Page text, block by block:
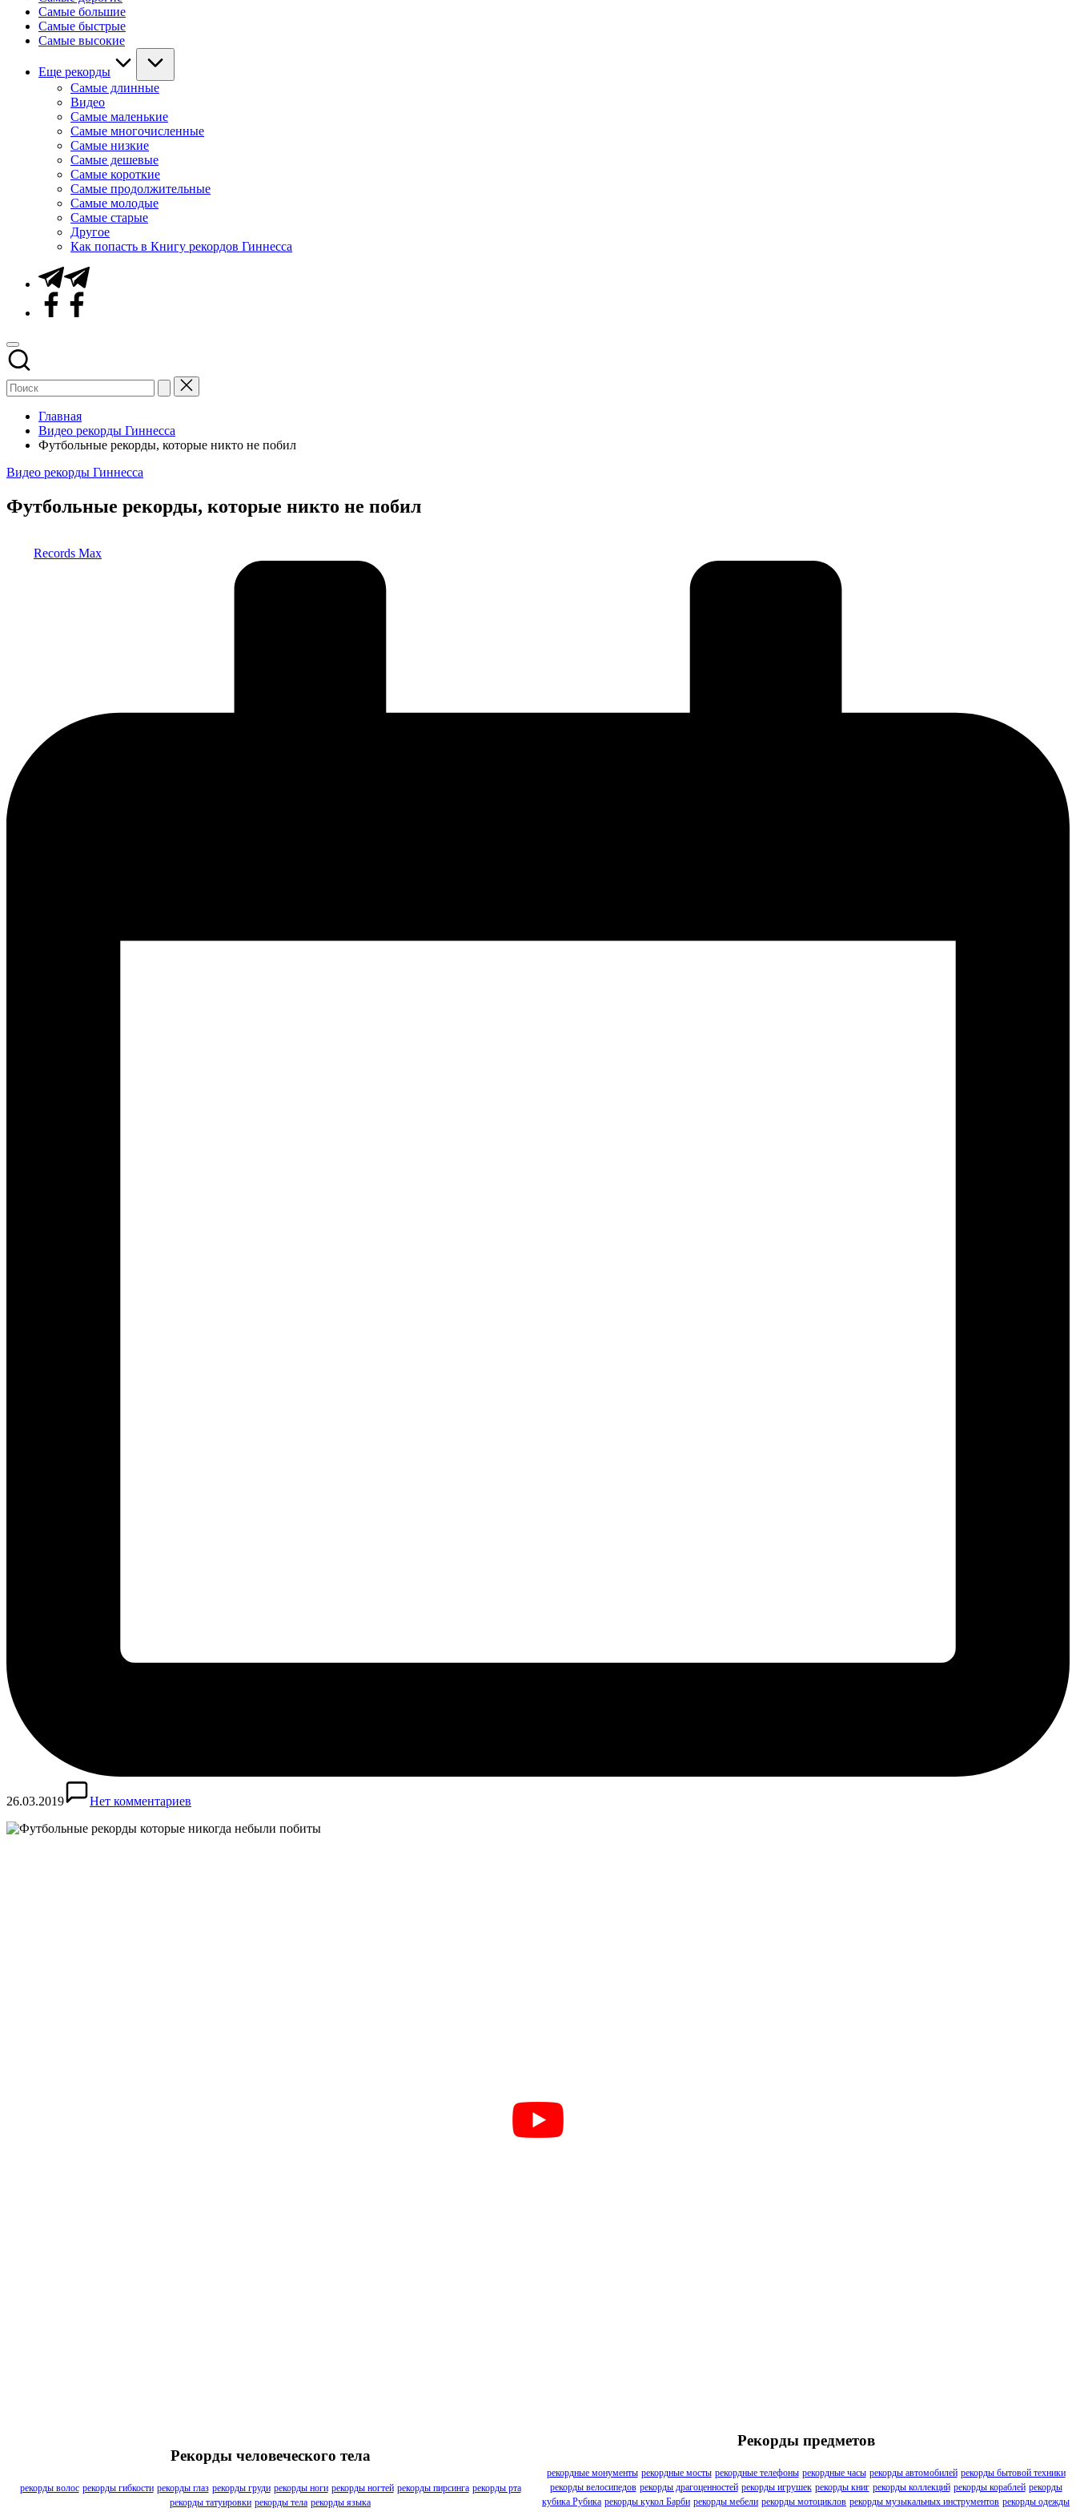
Самые большие
Самые быстрые
Самые высокие
Еще рекорды
Самые длинные
Видео
Самые маленькие
Самые многочисленные
Самые низкие
Самые дешевые
Самые короткие
Самые продолжительные
Самые молодые
Самые старые
Другое
Как попасть в Книгу рекордов Гиннесса
Telegram
Facebook
Главная
Видео рекорды Гиннесса
Футбольные рекорды, которые никто не побил
Опубликовано
Видео рекорды Гиннесса
Футбольные рекорды, которые никто не побил
Records Max
26.03.2019 Нет комментариев
Рекорды человеческого тела
рекорды волос рекорды гибкости рекорды глаз рекорды груди рекорды ноги рекорды ногтей рекорды пирсинга рекорды рта
рекорды татуировки рекорды тела рекорды языка
Рекорды предметов
рекордные монументы рекордные мосты рекордные телефоны рекордные часы рекорды автомобилей рекорды бытовой техники
рекорды велосипедов рекорды драгоценностей рекорды игрушек рекорды книг рекорды коллекций рекорды кораблей рекорды
кубика Рубика рекорды кукол Барби рекорды мебели рекорды мотоциклов рекорды музыкальных инструментов рекорды одежды